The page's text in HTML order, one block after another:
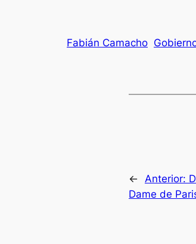
Fabián Camacho
← Anterior:
Dame de